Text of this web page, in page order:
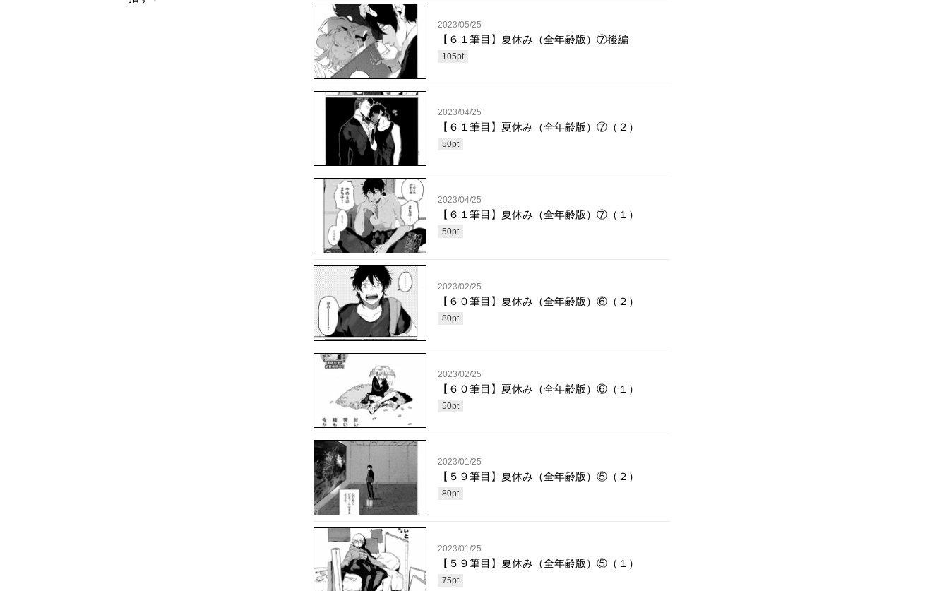
2023/05/25
【６１筆目】夏休み（全年齢版）⑦後編
105pt
2023/04/25
【６１筆目】夏休み（全年齢版）⑦（２）
50pt
2023/04/25
【６１筆目】夏休み（全年齢版）⑦（１）
50pt
2023/02/25
【６０筆目】夏休み（全年齢版）⑥（２）
80pt
2023/02/25
【６０筆目】夏休み（全年齢版）⑥（１）
50pt
2023/01/25
【５９筆目】夏休み（全年齢版）⑤（２）
80pt
2023/01/25
【５９筆目】夏休み（全年齢版）⑤（１）
75pt